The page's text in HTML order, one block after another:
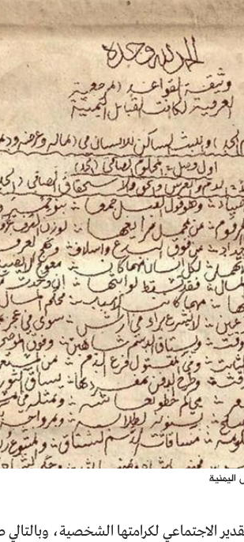
اليمنية
الاجتماعي لكرامتها الشخصية،